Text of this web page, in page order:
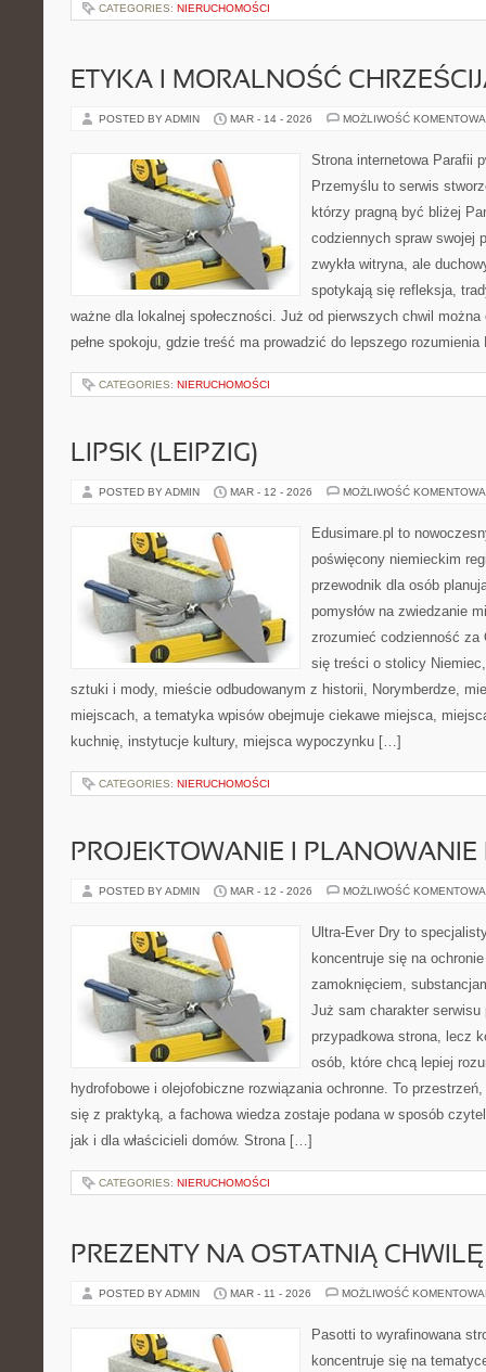
CATEGORIES: NIERUCHOMOŚCI
ETYKA I MORALNOŚĆ
POSTED BY ADMIN MAR - 14 - 2026 MOŻLIWOŚĆ
Strona internetowa Parafii
Przemyślu to serwis
którzy pragną być bliżej
codziennych spraw swojej
zwykła witryna, ale
spotykają się refleksja,
ważne dla lokalnej społeczności. Już od pierwszych chwil
pełne spokoju, gdzie treść ma prowadzić do lepszego
CATEGORIES: NIERUCHOMOŚCI
LIPSK (LEIPZIG)
POSTED BY ADMIN MAR - 12 - 2026 MOŻLIWOŚĆ
Edusimare.pl to
poświęcony niemieckim
przewodnik dla osób
pomysłów na zwiedzanie
zrozumieć codzienność za
się treści o stolicy
sztuki i mody, mieście odbudowanym z historii, Norymberdze,
miejscach, a tematyka wpisów obejmuje ciekawe miejsca,
kuchnię, instytucje kultury, miejsca wypoczynku […]
CATEGORIES: NIERUCHOMOŚCI
PROJEKTOWANIE I PLANOWANIE
POSTED BY ADMIN MAR - 12 - 2026 MOŻLIWOŚĆ
Ultra-Ever Dry to
koncentruje się na
zamoknięciem,
Już sam charakter
przypadkowa strona, lecz
osób, które chcą lepiej
hydrofobowe i olejofobiczne rozwiązania ochronne. To
się z praktyką, a fachowa wiedza zostaje podana w sposób
jak i dla właścicieli domów. Strona […]
CATEGORIES: NIERUCHOMOŚCI
PREZENTY NA OSTATNIĄ CHWILĘ
POSTED BY ADMIN MAR - 11 - 2026 MOŻLIWOŚĆ
Pasotti to wyrafinowana
koncentruje się na